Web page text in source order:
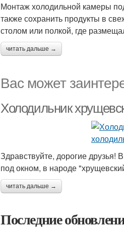
Монтаж холодильной камеры
также сохранить продукты в
столом или полкой, где
читать дальше →
Вас может
Холодильник
Здравствуйте, дорогие друзья!
под окном, в народе
читать дальше →
Последние